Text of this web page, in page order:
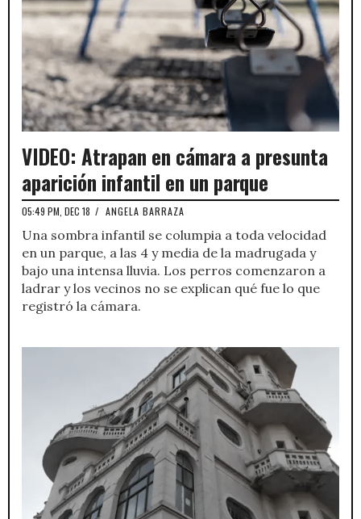
VIDEO: Atrapan en cámara a presunta
aparición infantil en un parque
05:49 PM, DEC 18 / ANGELA BARRAZA
Una sombra infantil se columpia a toda velocidad
en un parque, a las 4 y media de la madrugada y
bajo una intensa lluvia. Los perros comenzaron a
ladrar y los vecinos no se explican qué fue lo que
registró la cámara.